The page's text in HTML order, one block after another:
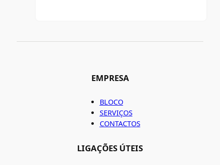
EMPRESA
BLOCO
SERVIÇOS
CONTACTOS
LIGAÇÕES ÚTEIS